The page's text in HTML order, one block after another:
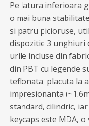
Pe latura inferioara
o mai buna
si patru picioruse,
dispozitie 3 unghiuri
urile incluse din
din PBT cu legende
teflonata, placuta la
impresionanta
standard, cilindric,
keycaps este MDA,